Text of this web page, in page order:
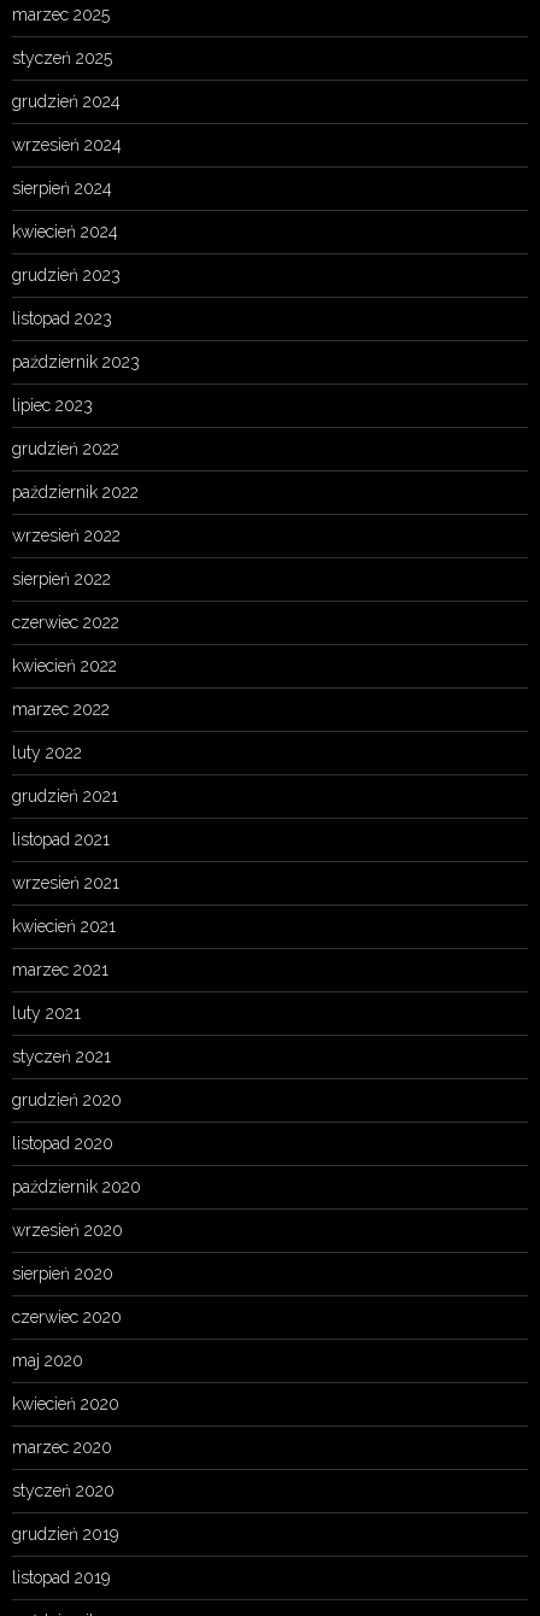
marzec 2025
styczeń 2025
grudzień 2024
wrzesień 2024
sierpień 2024
kwiecień 2024
grudzień 2023
listopad 2023
październik 2023
lipiec 2023
grudzień 2022
październik 2022
wrzesień 2022
sierpień 2022
czerwiec 2022
kwiecień 2022
marzec 2022
luty 2022
grudzień 2021
listopad 2021
wrzesień 2021
kwiecień 2021
marzec 2021
luty 2021
styczeń 2021
grudzień 2020
listopad 2020
październik 2020
wrzesień 2020
sierpień 2020
czerwiec 2020
maj 2020
kwiecień 2020
marzec 2020
styczeń 2020
grudzień 2019
listopad 2019